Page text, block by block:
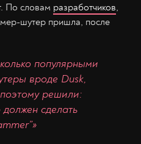
По словам разработчиков,
шутер пришла, после
популярными
вроде Dusk,
решили:
сделать